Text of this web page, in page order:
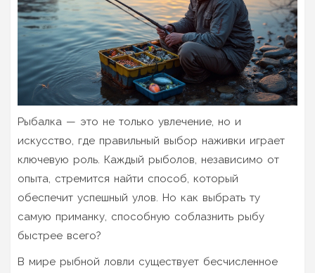
Рыбалка — это не только увлечение, но и
искусство, где правильный выбор наживки играет
ключевую роль. Каждый рыболов, независимо от
опыта, стремится найти способ, который
обеспечит успешный улов. Но как выбрать ту
самую приманку, способную соблазнить рыбу
быстрее всего?
В мире рыбной ловли существует бесчисленное